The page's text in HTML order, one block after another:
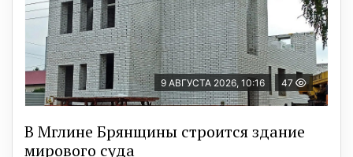
9 АВГУСТА 2026, 10:16 47
В Мглине Брянщины строится здание
мирового суда